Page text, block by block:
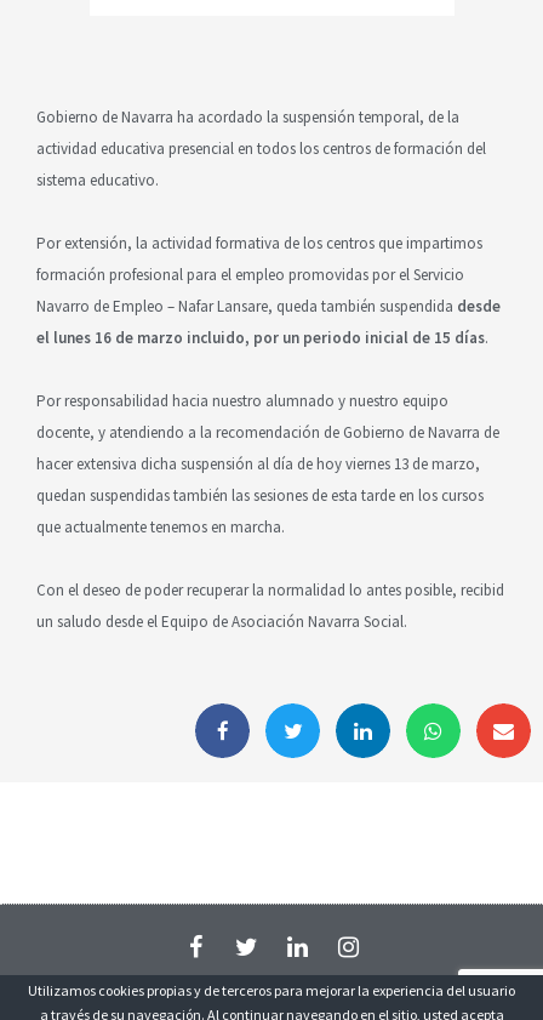
Gobierno de Navarra ha acordado la suspensión temporal, de la
actividad educativa presencial en todos los centros de formación del
sistema educativo.
Por extensión, la actividad formativa de los centros que impartimos
formación profesional para el empleo promovidas por el Servicio
Navarro de Empleo – Nafar Lansare, queda también suspendida desde
el lunes 16 de marzo incluido, por un periodo inicial de 15 días.
Por responsabilidad hacia nuestro alumnado y nuestro equipo
docente, y atendiendo a la recomendación de Gobierno de Navarra de
hacer extensiva dicha suspensión al día de hoy viernes 13 de marzo,
quedan suspendidas también las sesiones de esta tarde en los cursos
que actualmente tenemos en marcha.
Con el deseo de poder recuperar la normalidad lo antes posible, recibid
un saludo desde el Equipo de Asociación Navarra Social.
Política de privacidad
Utilizamos cookies propias y de terceros para mejorar la experiencia del usuario
a través de su navegación. Al continuar navegando en el sitio, usted acepta